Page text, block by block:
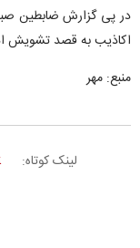
در پی گزارش ضابطین
اکاذیب به قصد تشویش
منبع: مهر
لینک کوتاه: